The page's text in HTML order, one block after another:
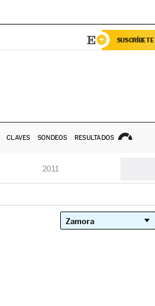
SUSCRÍBETE
CLAVES SONDEOS RESULTADOS
2011